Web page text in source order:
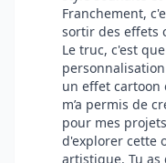
Franchement,
sortir des effets
Le truc, c'est
un effet cartoon
m’a permis de
pour mes
d'explorer cette
artistique. Tu as